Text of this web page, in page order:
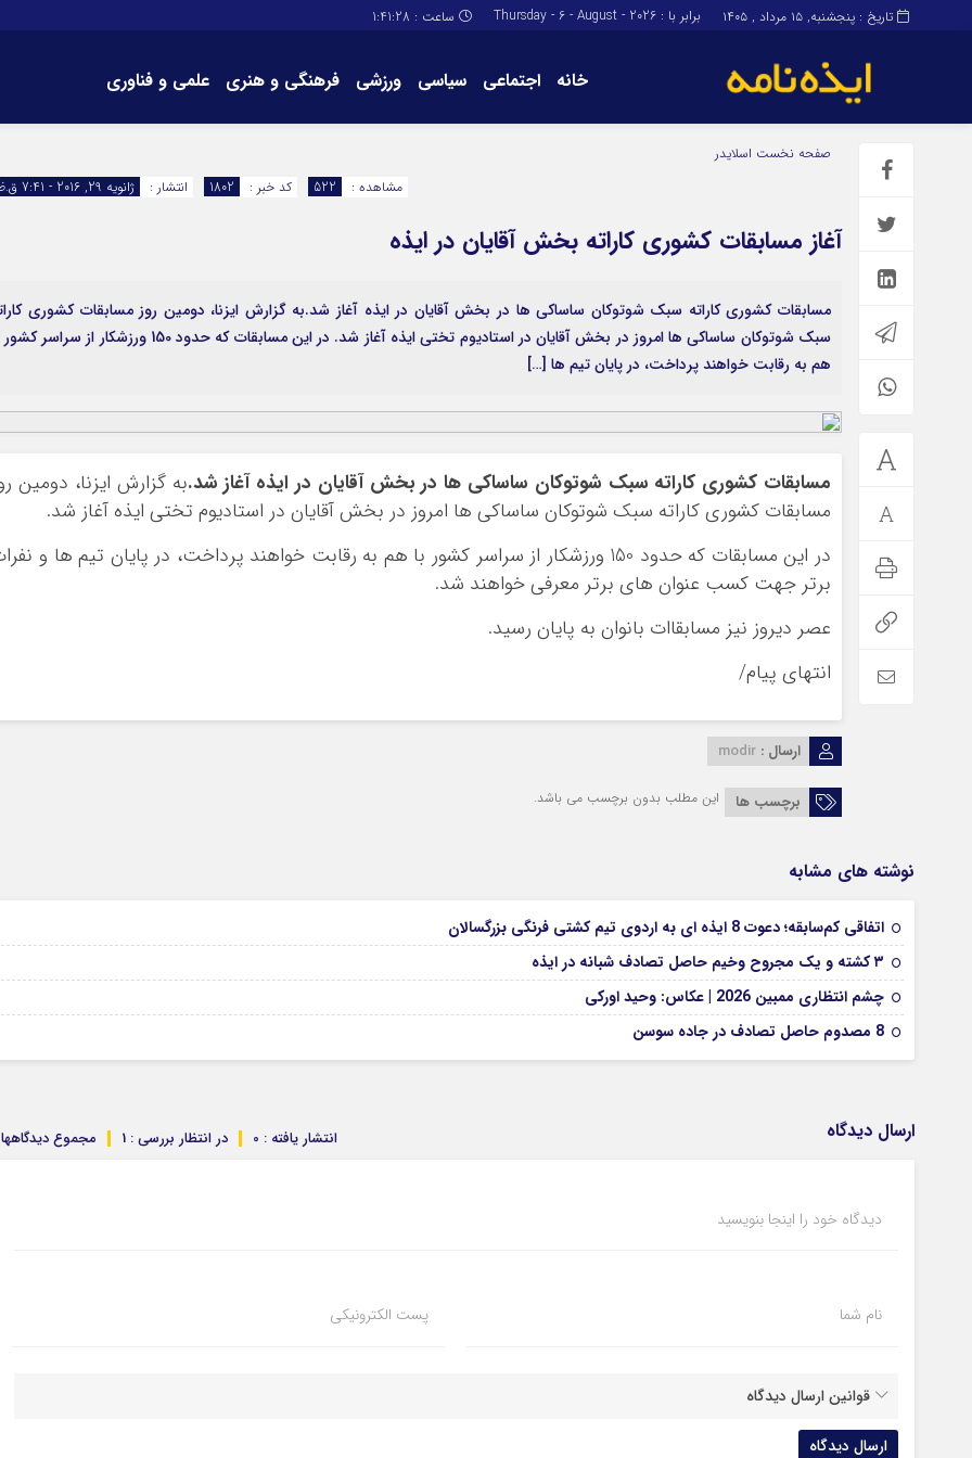
تاریخ : پنجشنبه, ۱۵ مرداد , ۱۴۰۵ برابر با : Thursday - 6 - August - 2026 ساعت : 1:41:28
خانه اجتماعی سیاسی ورزشی فرهنگی و هنری علمی و فناوری
برگه نمونهصفحه نخست اسلایدر
انتشار :
ژانویه 29, 2016 - 7:41 ق.ظ کد خبر : 1802 مشاهده : 522
آغاز مسابقات کشوری کاراته بخش آقایان در ایذه
مسابقات کشوری کاراته سبک شوتوکان ساساکی ها در بخش آقایان در ایذه آغاز شد.به گزارش ایزنا، دومین روز مسابقات کشوری
سبک شوتوکان ساساکی ها امروز در بخش آقایان در استادیوم تختی ایذه آغاز شد. در این مسابقات که حدود 150 ورزشکار از
هم به رقابت خواهند پرداخت، در پایان تیم ها […]
مسابقات کشوری کاراته سبک شوتوکان ساساکی ها در بخش آقایان در ایذه آغاز شد.به گزارش ایزنا، دومین
مسابقات کشوری کاراته سبک شوتوکان ساساکی ها امروز در بخش آقایان در استادیوم تختی ایذه آغاز شد.
در این مسابقات که حدود 150 ورزشکار از سراسر کشور با هم به رقابت خواهند پرداخت، در پایان تیم ها و
برتر جهت کسب عنوان های برتر معرفی خواهند شد.
عصر دیروز نیز مسابقاات بانوان به پایان رسید.
انتهای پیام/
ارسال : modir
برچسب ها این مطلب بدون برچسب می باشد.
نوشته های مشابه
اتفاقی کم‌سابقه؛ دعوت 8 ایذه ای به اردوی تیم کشتی فرنگی بزرگسالان
۳ کشته و یک مجروح وخیم حاصل تصادف شبانه در ایذه
چشم انتظاری ممبین 2026 | عکاس: وحید اورکی
8 مصدوم حاصل تصادف در جاده سوسن
ارسال دیدگاه مجموع دیدگاهها در انتظار بررسی : 1 انتشار یافته : 0
دیدگاه خود را اینجا بنویسید
نام شما پست الکترونیکی
قوانین ارسال دیدگاه